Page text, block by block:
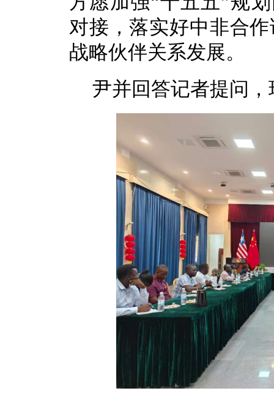
对接，落实好中非合
战略伙伴关系发展。
尹并回答记者提问